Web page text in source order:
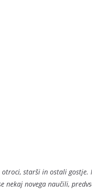
starši in ostali gostje.
nekaj novega naučili,